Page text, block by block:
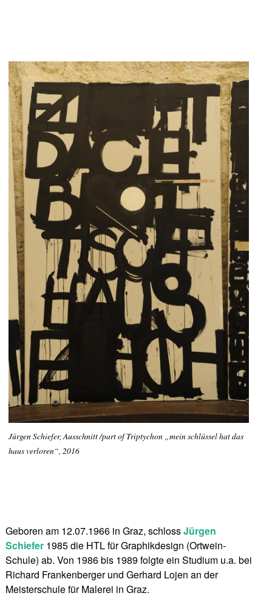
Jürgen Schiefer, Ausschnitt /part of Triptychon „mein schlüssel hat das
haus verloren“, 2016
Geboren am 12.07.1966 in Graz, schlossJürgen
Schiefer1985 die HTL für Graphikdesign (Ortwein-
Schule) ab. Von 1986 bis 1989 folgte ein Studium u.a. bei
Richard Frankenberger und Gerhard Lojen an der
Meisterschule für Malerei in Graz.